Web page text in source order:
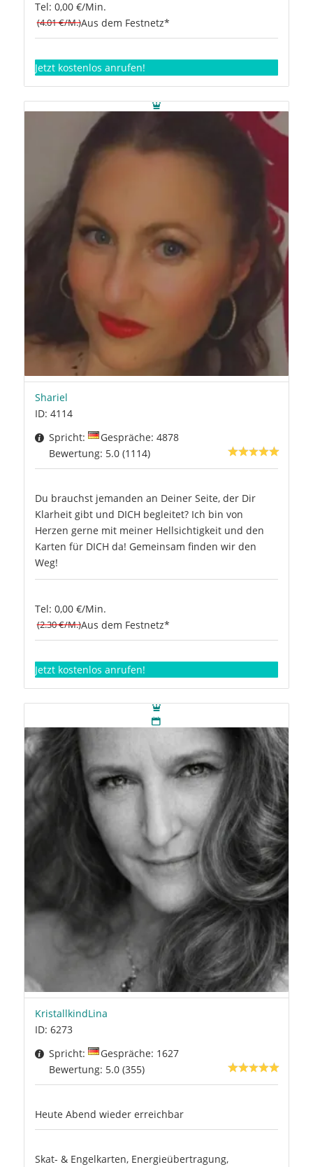
Tel: 0,00 €/Min.
(4.01 €/M.)Aus dem Festnetz*
Jetzt kostenlos anrufen!
Shariel
ID: 4114
Spricht:
Gespräche: 4878
Bewertung: 5.0 (1114)
Du brauchst jemanden an Deiner Seite, der Dir
Klarheit gibt und DICH begleitet? Ich bin von
Herzen gerne mit meiner Hellsichtigkeit und den
Karten für DICH da! Gemeinsam finden wir den
Weg!
Tel: 0,00 €/Min.
(2.30 €/M.)Aus dem Festnetz*
Jetzt kostenlos anrufen!
KristallkindLina
ID: 6273
Spricht:
Gespräche: 1627
Bewertung: 5.0 (355)
Heute Abend wieder erreichbar
Skat- & Engelkarten, Energieübertragung,